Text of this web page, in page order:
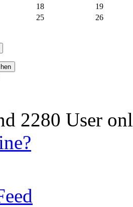
18
19
25
26
2280 User